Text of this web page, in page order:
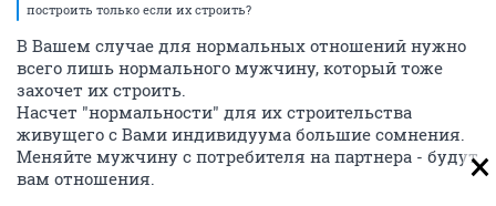
построить только если их строить?
В Вашем случае для нормальных отношений нужно
всего лишь нормального мужчину, который тоже
захочет их строить.
Насчет "нормальности" для их строительства
живущего с Вами индивидуума большие сомнения.
Меняйте мужчину с потребителя на партнера - будут
вам отношения.